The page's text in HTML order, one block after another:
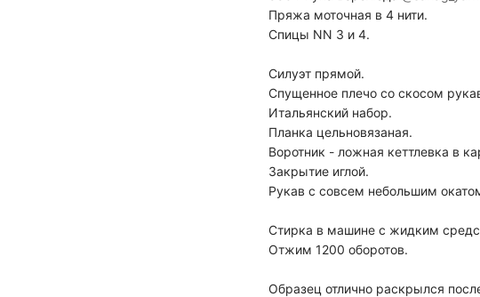
Пряжа моточная в 4 нити.
Спицы NN 3 и 4.
Силуэт прямой.
Спущенное плечо со скосом
Итальянский набор.
Планка цельновязаная.
Воротник - ложная кеттлевка в
Закрытие иглой.
Рукав с совсем небольшим
Стирка в машине с жидким
Отжим 1200 оборотов.
Образец отлично раскрылся